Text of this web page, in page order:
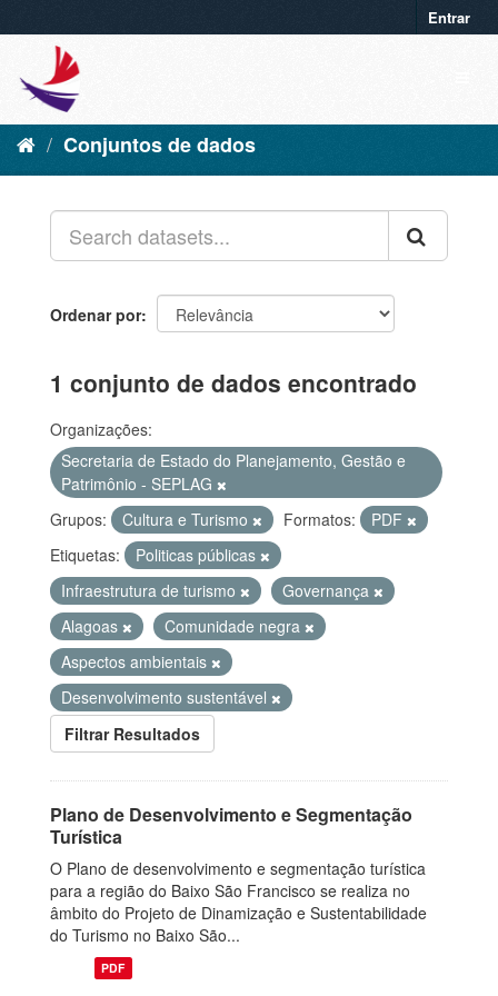
Entrar
Conjuntos de dados
Ordenar por
1 conjunto de dados encontrado
Organizações:
Secretaria de Estado do Planejamento, Gestão e
Patrimônio - SEPLAG
Grupos:
Cultura e Turismo Formatos:
PDF
Etiquetas:
Politicas públicas
Infraestrutura de turismo
Governança
Alagoas
Comunidade negra
Aspectos ambientais
Desenvolvimento sustentável
Filtrar Resultados
Plano de Desenvolvimento e Segmentação
Turística
O Plano de desenvolvimento e segmentação turística
para a região do Baixo São Francisco se realiza no
âmbito do Projeto de Dinamização e Sustentabilidade
do Turismo no Baixo São...
PDF